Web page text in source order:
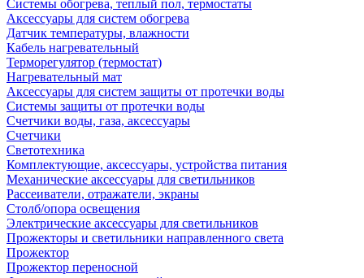
Системы обогрева, теплый пол, термостаты
Аксессуары для систем обогрева
Датчик температуры, влажности
Кабель нагревательный
Терморегулятор (термостат)
Нагревательный мат
Аксессуары для систем защиты от протечки воды
Системы защиты от протечки воды
Счетчики воды, газа, аксессуары
Счетчики
Светотехника
Комплектующие, аксессуары, устройства питания
Механические аксессуары для светильников
Рассеиватели, отражатели, экраны
Столб/опора освещения
Электрические аксессуары для светильников
Прожекторы и светильники направленного света
Прожектор
Прожектор переносной